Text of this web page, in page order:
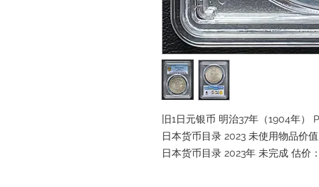
旧1日元银币 明治37年（1904年）
日本货币目录 2023 未使用物品价
日本货币目录 2023年 未完成 估价